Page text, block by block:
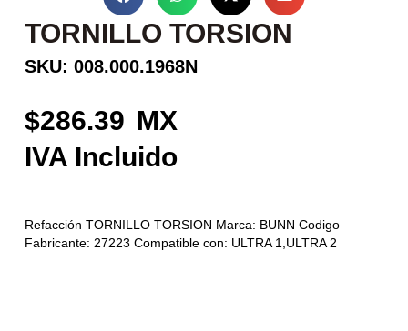
TORNILLO TORSION
SKU: 008.000.1968N
286.39
Refacción TORNILLO TORSION Marca: BUNN Codigo
Fabricante: 27223 Compatible con: ULTRA 1,ULTRA 2